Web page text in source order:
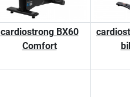
cardiostrong BX60
Comfort